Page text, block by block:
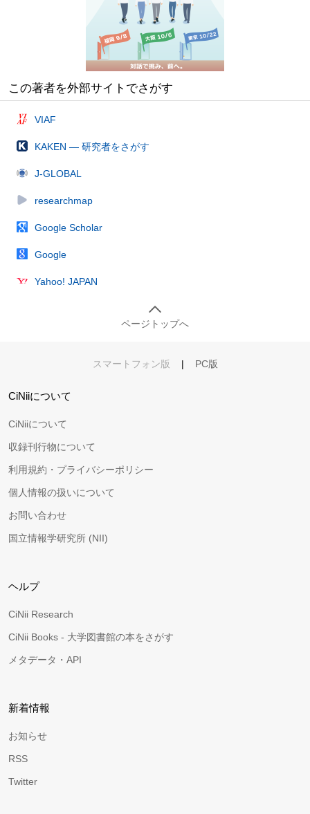
この著者を外部サイトでさがす
VIAF
KAKEN — 研究者をさがす
J-GLOBAL
researchmap
Google Scholar
Google
Yahoo! JAPAN
ページトップへ
スマートフォン版 | PC版
CiNiiについて
CiNiiについて
収録刊行物について
利用規約・プライバシーポリシー
個人情報の扱いについて
お問い合わせ
国立情報学研究所 (NII)
ヘルプ
CiNii Research
CiNii Books - 大学図書館の本をさがす
メタデータ・API
新着情報
お知らせ
RSS
Twitter